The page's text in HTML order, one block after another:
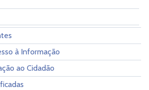
à Informação
ao Cidadão